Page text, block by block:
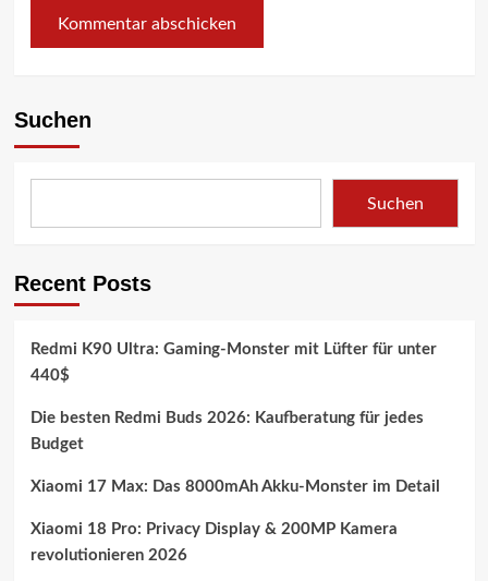
Suchen
Suchen
Recent Posts
Redmi K90 Ultra: Gaming-Monster mit Lüfter für unter
440$
Die besten Redmi Buds 2026: Kaufberatung für jedes
Budget
Xiaomi 17 Max: Das 8000mAh Akku-Monster im Detail
Xiaomi 18 Pro: Privacy Display & 200MP Kamera
revolutionieren 2026